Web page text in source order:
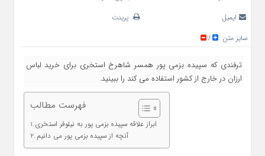
ایمیل
پرینت
سایز متن
/
ترفندی که سپیده بزمی پور همسر شاهرخ استخری برای خرید لباس
ارزان در خارج از کشور استفاده می کند را ببینید.
فهرست مطالب
ابراز علاقه سپیده بزمی پور به نیلوفر استخری
آنچه از سپیده بزمی پور می دانیم